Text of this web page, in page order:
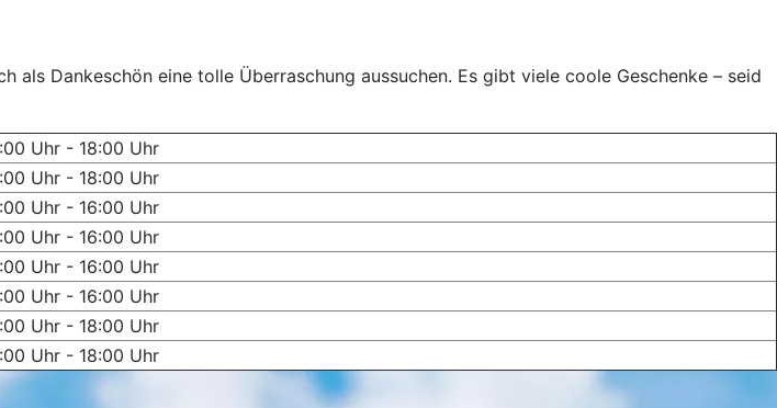
Dankeschön eine tolle Überraschung aussuchen. Es gibt viele coole Geschenke – seid
Uhr - 18:00 Uhr
Uhr - 18:00 Uhr
Uhr - 16:00 Uhr
Uhr - 16:00 Uhr
Uhr - 16:00 Uhr
Uhr - 16:00 Uhr
Uhr - 18:00 Uhr
Uhr - 18:00 Uhr